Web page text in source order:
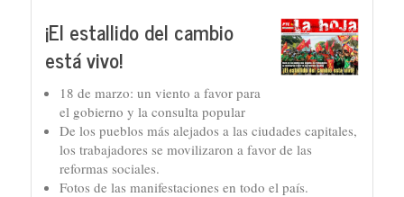
¡El estallido del cambio
está vivo!
18 de marzo: un viento a favor para
el gobierno y la consulta popular
De los pueblos más alejados a las ciudades capitales,
los trabajadores se movilizaron a favor de las
reformas sociales.
Fotos de las manifestaciones en todo el país.